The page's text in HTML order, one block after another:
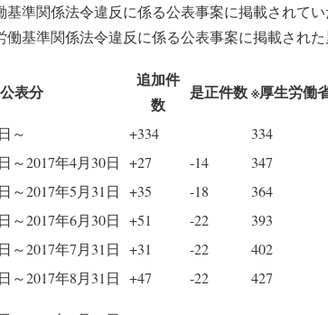
準関係法令違反に係る公表事案に掲載されてい
基準関係法令違反に係る公表事案に掲載された
公表分
追加件
数
是正件数※厚生労働
～ +334
334
～2017年4月30日 +27 -14 347
～2017年5月31日 +35 -18 364
～2017年6月30日 +51 -22 393
～2017年7月31日 +31 -22 402
～2017年8月31日 +47 -22 427